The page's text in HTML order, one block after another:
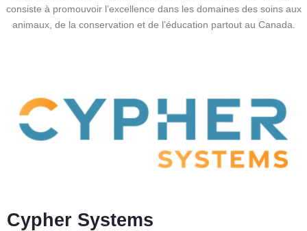
consiste à promouvoir l’excellence dans les domaines des soins aux
animaux, de la conservation et de l’éducation partout au Canada.
Cypher Systems